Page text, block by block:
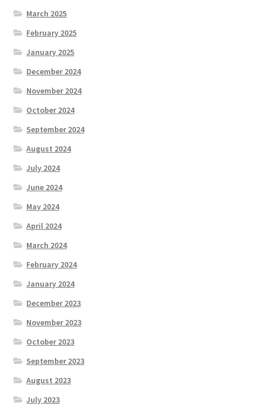
March 2025
February 2025
January 2025
December 2024
November 2024
October 2024
September 2024
August 2024
July 2024
June 2024
May 2024
April 2024
March 2024
February 2024
January 2024
December 2023
November 2023
October 2023
September 2023
August 2023
July 2023